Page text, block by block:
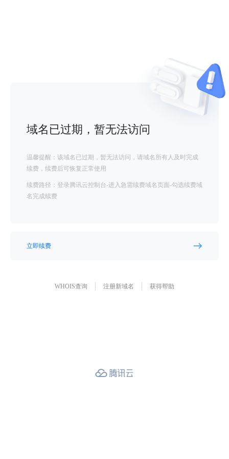
域名已过期，暂无法访问
温馨提醒：该域名已过期，暂无法访问，请域名所有人及时完成
续费，续费后可恢复正常使用
续费路径：登录腾讯云控制台-进入急需续费域名页面-勾选续费域
名完成续费
立即续费
WHOIS查询 注册新域名 获得帮助